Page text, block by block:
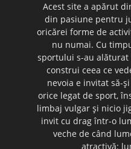
Acest site a apărut
din pasiune pentru
oricărei forme de
nu numai. Cu
sportului s-au alăturat
construi ceea ce
nevoia e invitat să-
orice legat de sport,
limbaj vulgar şi nicio
invit cu drag într-o
veche de când
atractivă: